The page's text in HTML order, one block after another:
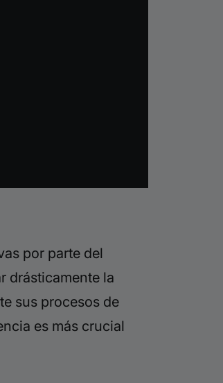
por parte del
drásticamente la
sus procesos de
es más crucial